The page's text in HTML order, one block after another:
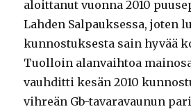
aloittanut vuonna 2010
Lahden Salpauksessa, joten
kunnostuksesta sain hyvää
Tuolloin alanvaihtoa
vauhditti kesän 2010
vihreän Gb-tavaravaunun